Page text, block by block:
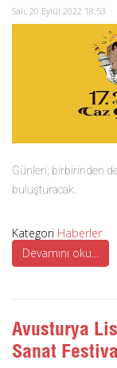
Salı, 20 Eylül 2022 18:53
Günleri, birbirinden
buluşturacak.
Kategori Haberler
Devamını oku...
Avusturya
Sanat